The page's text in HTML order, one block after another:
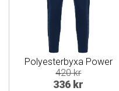
Polyesterbyxa Power
420 kr
336 kr